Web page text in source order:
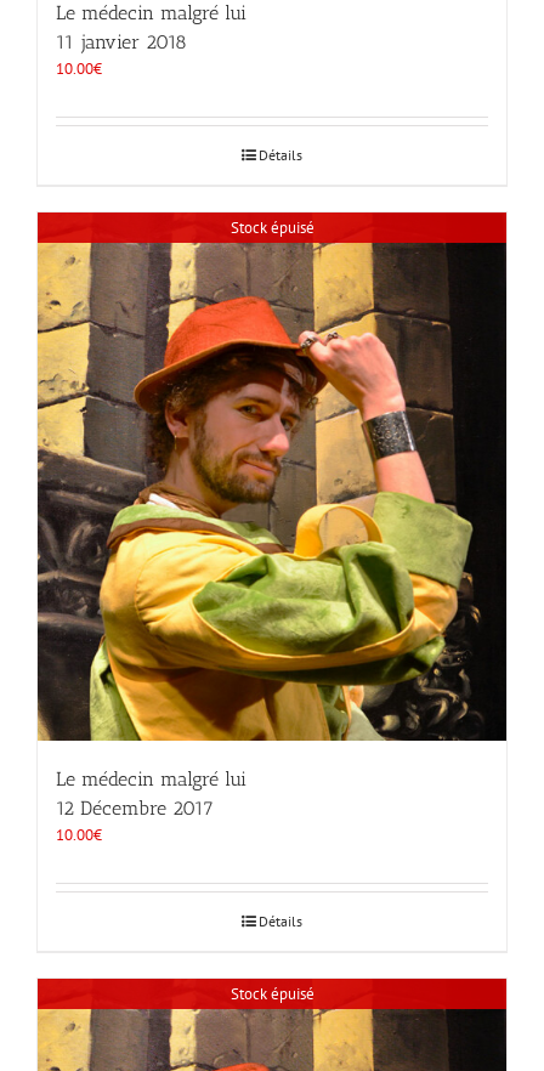
Le médecin malgré lui
11 janvier 2018
10.00€
Détails
Stock épuisé
Le médecin malgré lui
12 Décembre 2017
10.00€
Détails
Stock épuisé